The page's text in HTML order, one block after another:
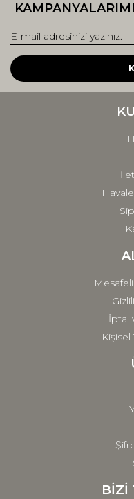
İptal
Kişisel
BİZİ